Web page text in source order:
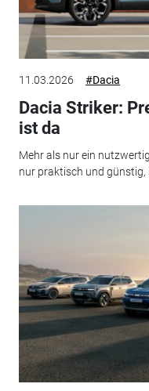
11.03.2026 #Dacia
Dacia Striker:
ist da
Mehr als nur ein
nur praktisch und günstig,